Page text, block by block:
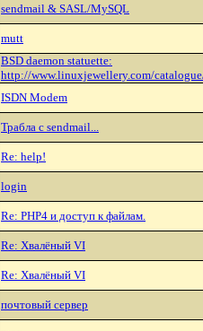
sendmail & SASL/MySQL
mutt
BSD daemon statuette:
http://www.linuxjewellery.com/
ISDN Modem
Трабла с sendmail...
Re: help!
login
Re: PHP4 и доступ к файлам.
Re: Хвалёный VI
Re: Хвалёный VI
почтовый сервер